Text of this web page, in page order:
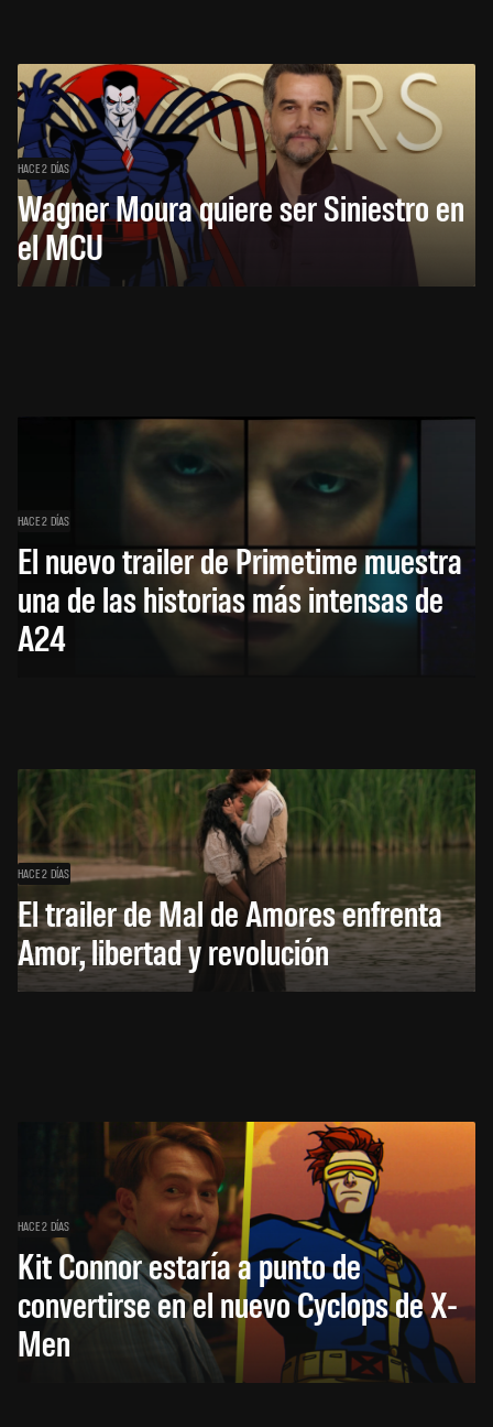
HACE 2 DÍAS
Wagner Moura quiere ser Siniestro en
el MCU
HACE 2 DÍAS
El nuevo trailer de Primetime muestra
una de las historias más intensas de
A24
HACE 2 DÍAS
El trailer de Mal de Amores enfrenta
Amor, libertad y revolución
HACE 2 DÍAS
Kit Connor estaría a punto de
convertirse en el nuevo Cyclops de X-
Men